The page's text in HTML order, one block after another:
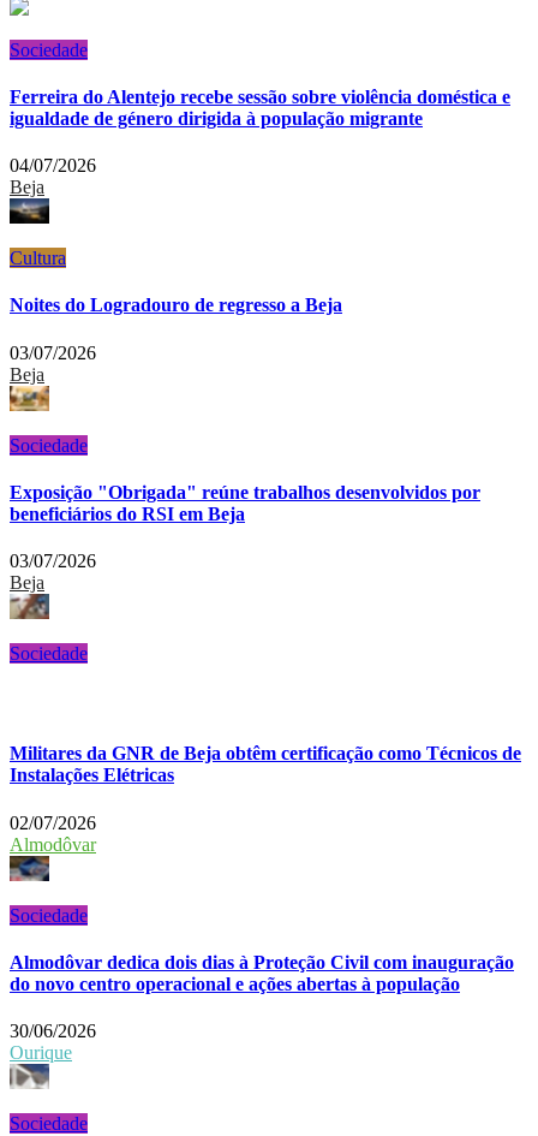
Sociedade
Ferreira do Alentejo recebe sessão sobre violência doméstica e
igualdade de género dirigida à população migrante
04/07/2026
Beja
Cultura
Noites do Logradouro de regresso a Beja
03/07/2026
Beja
Sociedade
Exposição "Obrigada" reúne trabalhos desenvolvidos por
beneficiários do RSI em Beja
03/07/2026
Beja
Sociedade
Militares da GNR de Beja obtêm certificação como Técnicos de
Instalações Elétricas
02/07/2026
Almodôvar
Sociedade
Almodôvar dedica dois dias à Proteção Civil com inauguração
do novo centro operacional e ações abertas à população
30/06/2026
Ourique
Sociedade